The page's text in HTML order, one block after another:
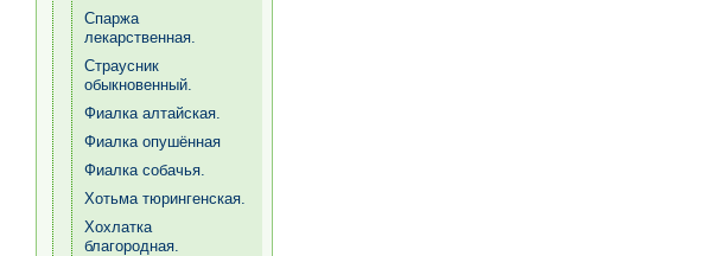
Спаржа
лекарственная.
Страусник
обыкновенный.
Фиалка алтайская.
Фиалка опушённая
Фиалка собачья.
Хотьма тюрингенская.
Хохлатка
благородная.